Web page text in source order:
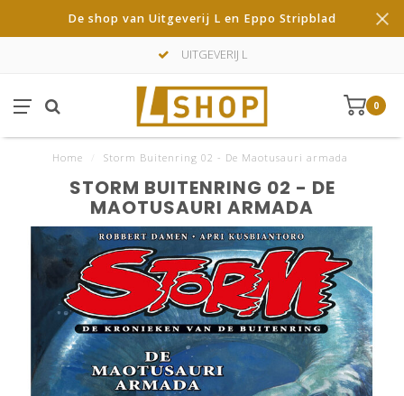
De shop van Uitgeverij L en Eppo Stripblad
UITGEVERIJ L
0
Home Storm Buitenring 02 - De Maotusauri armada
STORM BUITENRING 02 - DE
MAOTUSAURI ARMADA